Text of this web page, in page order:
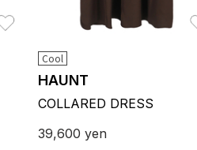
Cool
HAUNT
COLLARED DRESS
39,600 yen